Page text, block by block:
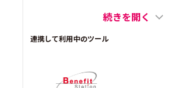
続きを開く
連携して利用中のツール